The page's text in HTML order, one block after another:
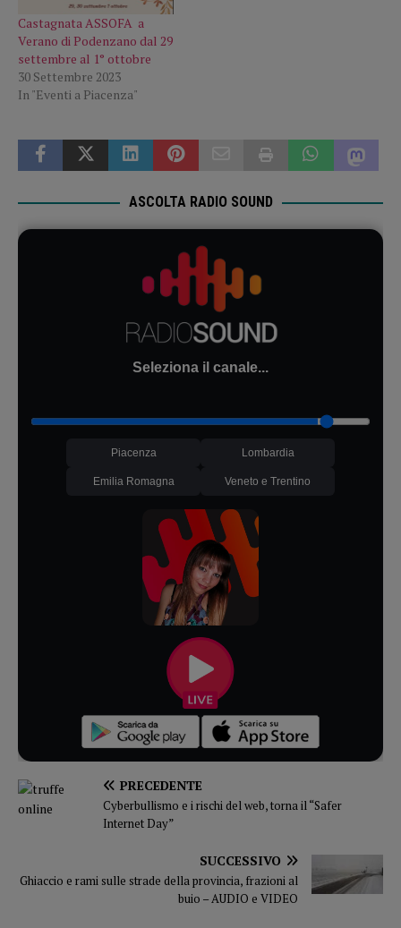
Castagnata ASSOFA a
Verano di Podenzano dal 29
settembre al 1° ottobre
30 Settembre 2023
In "Eventi a Piacenza"
ASCOLTA RADIO SOUND
Seleziona il canale...
Piacenza Lombardia
Emilia Romagna Veneto e Trentino
PRECEDENTE
Cyberbullismo e i rischi del web, torna il “Safer
Internet Day”
SUCCESSIVO
Ghiaccio e rami sulle strade della provincia, frazioni al
buio – AUDIO e VIDEO